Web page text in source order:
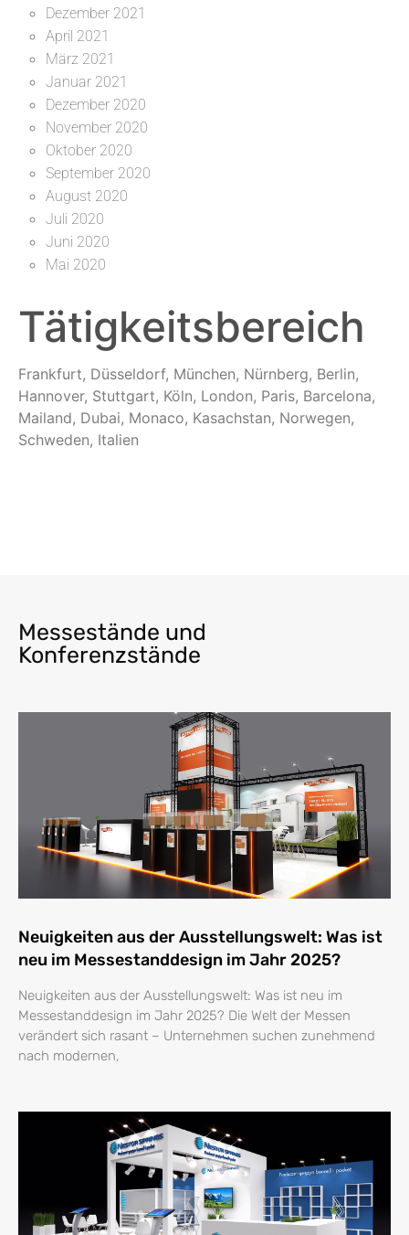
Dezember 2021
April 2021
März 2021
Januar 2021
Dezember 2020
November 2020
Oktober 2020
September 2020
August 2020
Juli 2020
Juni 2020
Mai 2020
Tätigkeitsbereich
Frankfurt, Düsseldorf, München, Nürnberg, Berlin,
Hannover, Stuttgart, Köln, London, Paris, Barcelona,
Mailand, Dubai, Monaco, Kasachstan, Norwegen,
Schweden, Italien
Messestände und
Konferenzstände
Neuigkeiten aus der Ausstellungswelt: Was ist
neu im Messestanddesign im Jahr 2025?
Neuigkeiten aus der Ausstellungswelt: Was ist neu im
Messestanddesign im Jahr 2025? Die Welt der Messen
verändert sich rasant – Unternehmen suchen zunehmend
nach modernen,